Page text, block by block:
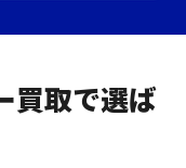
買取で選ば